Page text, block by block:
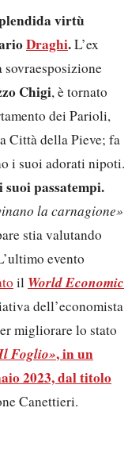
virtù
Draghi.L’ex
Chigi, è tornato
dei Parioli,
Città della Pieve; fa
i suoi adorati nipoti.
passatempi.
la carnagione»
stia valutando
evento
il World Economic
dell’economista
migliorare lo stato
Foglio», in un
2023, dal titolo
Canettieri.